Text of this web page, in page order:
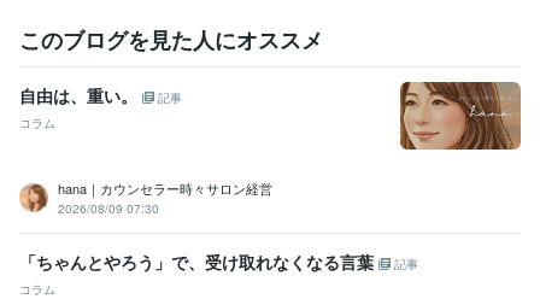
年
日本推進カウンセラー協会認定/カラー心理士 取得年 : 2021年
JADP認定タロットリーディングマスター 取得年 : 2022年
JADP認定四柱推命鑑定士
占い 寄り添い相談タロット
悩み相談 恋愛相談 日常の悩み 人間関係 気持ちの整理
このブログを見た人にオススメ
自由は、重い。
記事
コラム
hana｜カウンセラー時々サロン経営
2026/08/09 07:30
「ちゃんとやろう」で、受け取れなくなる言葉
記事
コラム